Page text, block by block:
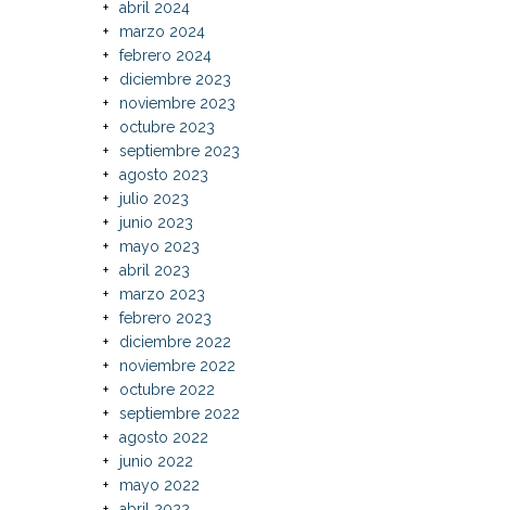
abril 2024
marzo 2024
febrero 2024
diciembre 2023
noviembre 2023
octubre 2023
septiembre 2023
agosto 2023
julio 2023
junio 2023
mayo 2023
abril 2023
marzo 2023
febrero 2023
diciembre 2022
noviembre 2022
octubre 2022
septiembre 2022
agosto 2022
junio 2022
mayo 2022